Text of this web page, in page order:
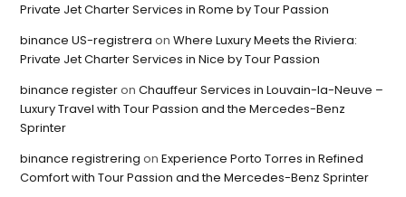
Private Jet Charter Services in Rome by Tour Passion
binance US-registrera onWhere Luxury Meets the Riviera:
Private Jet Charter Services in Nice by Tour Passion
binance registeronChauffeur Services in Louvain-la-Neuve –
Luxury Travel with Tour Passion and the Mercedes-Benz
Sprinter
binance registrering onExperience Porto Torres in Refined
Comfort with Tour Passion and the Mercedes-Benz Sprinter